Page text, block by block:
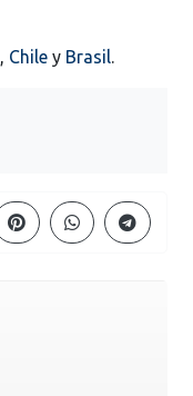
, Chile y Brasil.